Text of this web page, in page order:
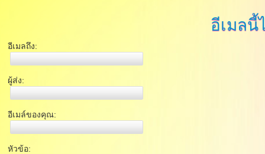
อีเมลนี้
อีเมลถึง:
ผู้ส่ง:
อีเมล์ของคุณ:
หัวข้อ: